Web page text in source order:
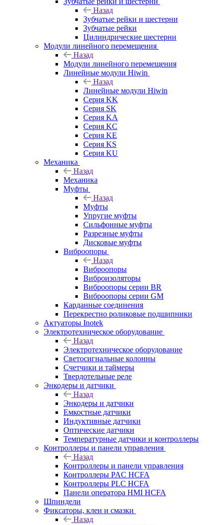
Назад
Зубчатые рейки и шестерни
Зубчатые рейки
Цилиндрические шестерни
Модули линейного перемещения
Назад
Модули линейного перемещения
Линейные модули Hiwin
Назад
Линейные модули Hiwin
Серия KK
Серия SK
Серия KA
Серия KC
Серия KE
Серия KS
Серия KU
Механика
Назад
Механика
Муфты
Назад
Муфты
Упругие муфты
Сильфонные муфты
Разрезные муфты
Дисковые муфты
Виброопоры
Назад
Виброопоры
Виброизоляторы
Виброопоры серии BR
Виброопоры серии GM
Карданные соединения
Перекрестно роликовые подшипники
Актуаторы Inotek
Электротехническое оборудование
Назад
Электротехническое оборудование
Светосигнальные колонны
Счетчики и таймеры
Твердотельные реле
Энкодеры и датчики
Назад
Энкодеры и датчики
Емкостные датчики
Индуктивные датчики
Оптические датчики
Температурные датчики и контроллеры
Контроллеры и панели управления
Назад
Контроллеры и панели управления
Контроллеры PAC HCFA
Контроллеры PLC HCFA
Панели оператора HMI HCFA
Шпиндели
Фиксаторы, клеи и смазки
Назад